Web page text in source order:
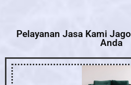
Pelayanan Jasa Kami
Anda